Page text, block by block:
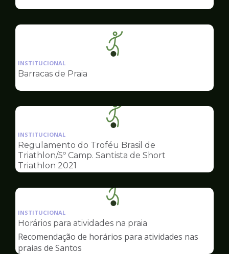
Esportes
Ilustração
da
Esportes
INSTITUCIONAL
Barracas de Praia
Ilustração
da
pagina
de
INSTITUCIONAL
Regulamento do Troféu Brasil de
Triathlon/5º Camp. Santista de Short
Triathlon 2021
Ilustração
da
pagina
Esportes
INSTITUCIONAL
Horários para atividades na praia
Recomendação de horários para atividades nas
praias de Santos